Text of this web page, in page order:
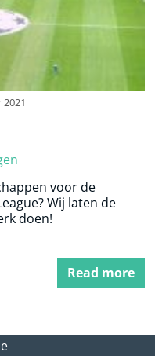
voor de
Wij laten de
doen!
Read more